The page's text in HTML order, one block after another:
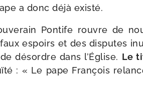
a donc déjà existé.
Pontife rouvre de
espoirs et des dis­putes
désordre dans l’Église. Le
: « Le pape François